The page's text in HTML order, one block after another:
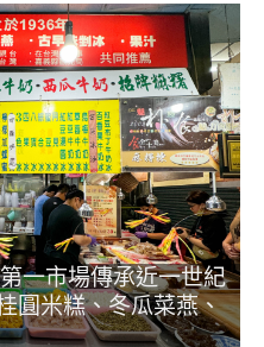
一市場傳承近一世紀
圓米糕、冬瓜菜燕、